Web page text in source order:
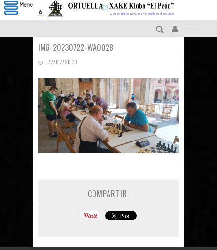
IMG-20230722-WA0028
22/07/2023
COMPARTIR:
Menu